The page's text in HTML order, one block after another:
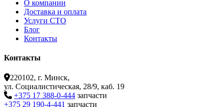
О компании
Доставка и оплата
Услуги СТО
Блог
Контакты
Контакты
220102, г. Минск,
ул. Социалистическая, 28/9, каб. 19
+375 17 388-0-444 запчасти
+375 29 190-4-441 запчасти